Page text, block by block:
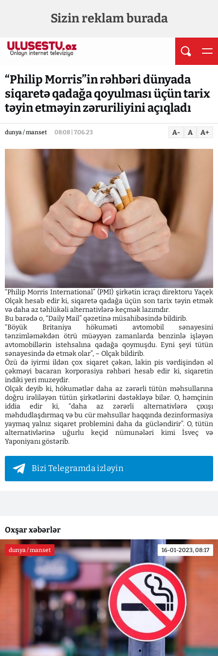
Sizin reklam burada
“Philip Morris”in rəhbəri dünyada
siqaretə qadağa qoyulması üçün tarix
təyin etməyin zəruriliyini açıqladı
dunya / manset 08:08 | 7.06.23 A- A A+
“Philip Morris International” (PMI) şirkətin icraçı direktoru Yaçek
Olçak hesab edir ki, siqaretə qadağa üçün son tarix təyin etmək
və daha az təhlükəli alternativlərə keçmək lazımdır.
Bu barədə o, “Daily Mail” qəzetinə müsahibəsində bildirib.
“Böyük Britaniya hökuməti avtomobil sənayesini
tənzimləməkdən ötrü müəyyən zamanlarda benzinlə işləyən
avtomobillərin istehsalına qadağa qoymuşdu. Eyni şeyi tütün
sənayesində də etmək olar”, – Olçak bildirib.
Özü də iyirmi ildən çox siqaret çəkən, lakin pis vərdişindən əl
çəkməyi bacaran korporasiya rəhbəri hesab edir ki, siqaretin
indiki yeri muzeydir.
Olçak deyib ki, hökumətlər daha az zərərli tütün məhsullarına
doğru irəliləyən tütün şirkətlərini dəstəkləyə bilər. O, həmçinin
iddia edir ki, “daha az zərərli alternativlərə çıxışı
məhdudlaşdırmaq və bu cür məhsullar haqqında dezinformasiya
yaymaq yalnız siqaret problemini daha da gücləndirir”. O, tütün
alternativlərinə uğurlu keçid nümunələri kimi İsveç və
Yaponiyanı göstərib.
Bizi Telegramda izləyin
Oxşar xəbərlər
dunya / manset 16-01-2023, 08:17